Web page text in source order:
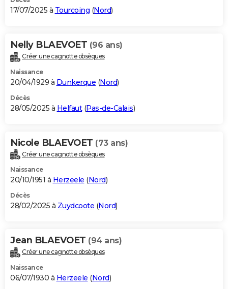
17/07/2025 à Tourcoing (Nord)
Nelly BLAEVOET (96 ans)
Créer une cagnotte obsèques
Naissance
20/04/1929 à Dunkerque (Nord)
Décès
28/05/2025 à Helfaut(Pas-de-Calais)
Nicole BLAEVOET (73 ans)
Créer une cagnotte obsèques
Naissance
20/10/1951 à Herzeele (Nord)
Décès
28/02/2025 à Zuydcoote (Nord)
Jean BLAEVOET (94 ans)
Créer une cagnotte obsèques
Naissance
06/07/1930 à Herzeele (Nord)